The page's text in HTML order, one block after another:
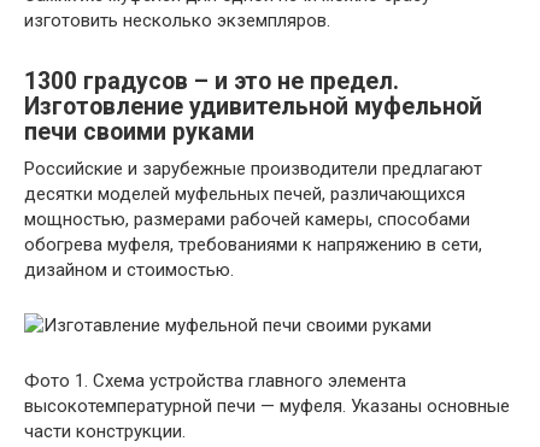
изготовить несколько экземпляров.
1300 градусов – и это не предел.
Изготовление удивительной муфельной
печи своими руками
Российские и зарубежные производители предлагают
десятки моделей муфельных печей, различающихся
мощностью, размерами рабочей камеры, способами
обогрева муфеля, требованиями к напряжению в сети,
дизайном и стоимостью.
Фото 1. Схема устройства главного элемента
высокотемпературной печи — муфеля. Указаны основные
части конструкции.